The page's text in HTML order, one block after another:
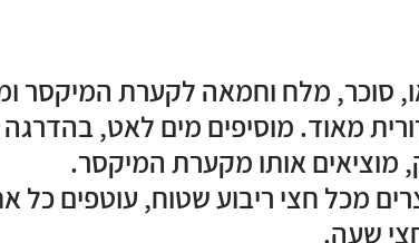
סוכר, מלח וחמאה לקערת המיקסר
מאוד. מוסיפים מים לאט, בהדרגה
אותו מקערת המיקסר.
מכל חצי ריבוע שטוח, עוטפים כל
שעה.